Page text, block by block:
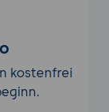
kostenfrei